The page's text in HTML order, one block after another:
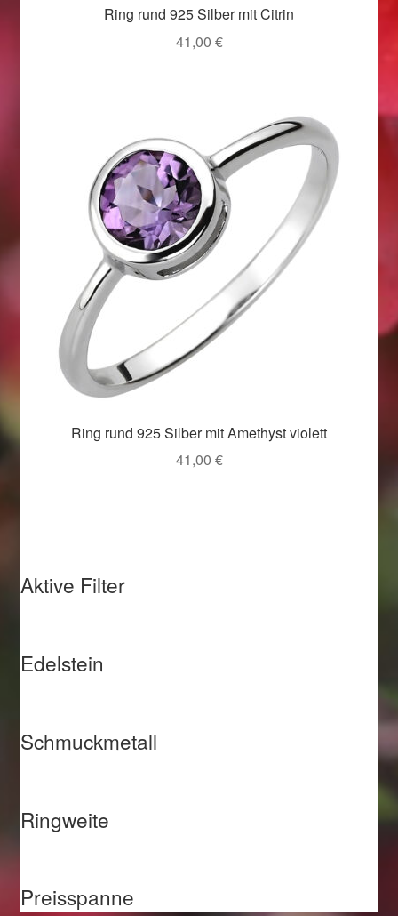
Weihnachtsangebote 2019
Widerrufsrecht
Woocommerce Predictive Search
Ring rund 925 Silber mit Citrin
41,00 €
Ring rund 925 Silber mit Amethyst violett
41,00 €
Aktive Filter
Edelstein
Schmuckmetall
Ringweite
Preisspanne